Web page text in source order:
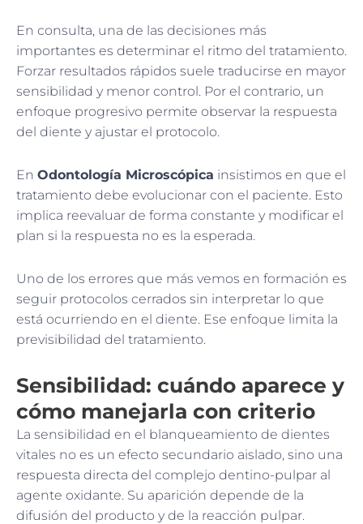
En consulta, una de las decisiones más
importantes es determinar el ritmo del tratamiento.
Forzar resultados rápidos suele traducirse en mayor
sensibilidad y menor control. Por el contrario, un
enfoque progresivo permite observar la respuesta
del diente y ajustar el protocolo.
En Odontología Microscópica insistimos en que el
tratamiento debe evolucionar con el paciente. Esto
implica reevaluar de forma constante y modificar el
plan si la respuesta no es la esperada.
Uno de los errores que más vemos en formación es
seguir protocolos cerrados sin interpretar lo que
está ocurriendo en el diente. Ese enfoque limita la
previsibilidad del tratamiento.
Sensibilidad: cuándo aparece y
cómo manejarla con criterio
La sensibilidad en el blanqueamiento de dientes
vitales no es un efecto secundario aislado, sino una
respuesta directa del complejo dentino-pulpar al
agente oxidante. Su aparición depende de la
difusión del producto y de la reacción pulpar.